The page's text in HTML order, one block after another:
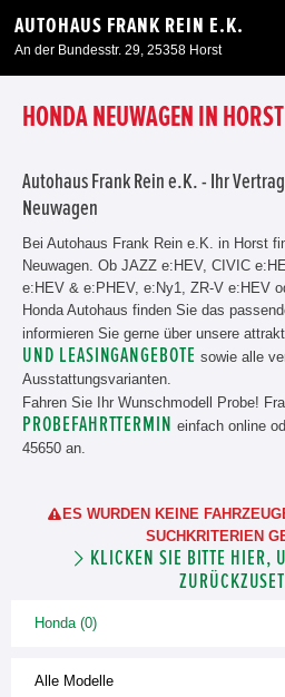
AUTOHAUS FRANK REIN E.K.
An der Bundesstr. 29, 25358 Horst
Neuwagen
Gebrauchtwagen
Angebote
Service & Zubehör
Unser Autohaus
HONDA NEUWAGEN IN HORST
Autohaus Frank Rein e.K. - Ihr
Neuwagen
Bei Autohaus Frank Rein e.K. in Horst
Neuwagen. Ob JAZZ e:HEV, CIVIC
e:HEV & e:PHEV, e:Ny1, ZR-V e:HEV
Honda Autohaus finden Sie das
informieren Sie gerne über unsere
UND LEASINGANGEBOTE sowie alle
Ausstattungsvarianten.
Fahren Sie Ihr Wunschmodell Probe!
PROBEFAHRTTERMIN einfach online
45650 an.
ES WURDEN KEINE
SUCHKRITERIEN
KLICKEN SIE BITTE HIER,
Honda (0)
Alle Modelle